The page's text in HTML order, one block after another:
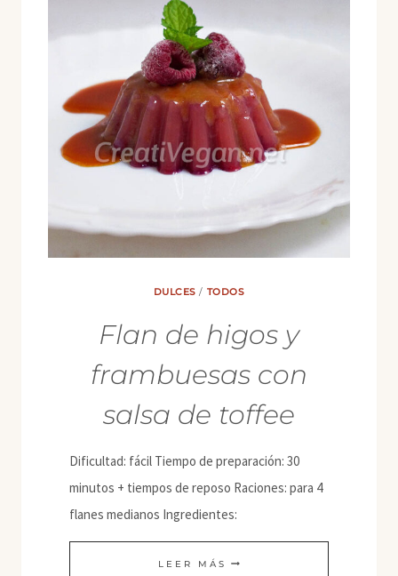
DULCES / TODOS
Flan de higos y
frambuesas con
salsa de toffee
Dificultad: fácil Tiempo de preparación: 30
minutos + tiempos de reposo Raciones: para 4
flanes medianos Ingredientes:
LEER MÁS FLAN